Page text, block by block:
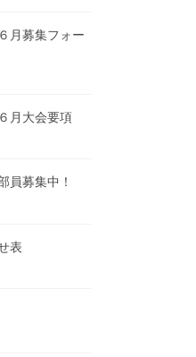
月募集フォー
月大会要項
員募集中！
表